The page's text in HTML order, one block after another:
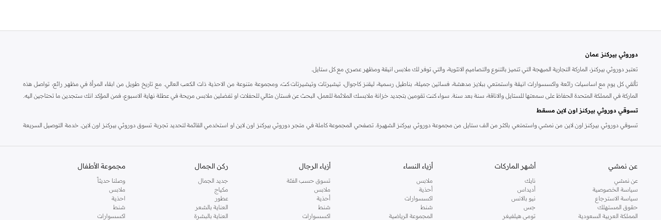
دوروثي بيركنز عمان
تعتبر دوروثي بيركنز، الماركة التجارية المبهجة التي تتميز بالتنوع والتصاميم الانثوية، والتي توفر لك ملابس انيقة ومظهر عصري مع كل ستايل.
تألقي كل يوم مع اساسيات رائعة واكسسوارات انيقة واستمتعي ببلايز مدهشة، فساتين جميلة، بناطيل رسمية، ليقنز كاجوال، تيشيرتات وتيشيرتات كت، ومجموعة متنوعة من الاحذية ذات الكعب العالي. مع تاريخ طويل من ابقاء المرأة في مظهر رائع، تواصل هذه
الماركة في المملكة المتحدة الحفاظ على سمعتها للستايل والاناقة، سنة بعد سنة. سواء كنت تقومين بتجديد خزانة ملابسك الملائمة للعمل، البحث عن فستان مثالي للحفلات او تفضلين ملابس مريحة في عطلة نهاية الاسبوع، فمن المؤكد انك ستجدين ما تحتاجين اليه.
تسوقي دوروثي بيركنز اون لاين مسقط
تسوقي دوروثي بيركنز اون لاين من نمشي واستمتعي باكثر من الف ستايل من مجموعة دوروثي بيركنز الشهيرة. تصفحي المجموعة كاملة في متجر دوروثي بيركنز اون لاين او استخدمي القائمة لتحديد تجربة تسوق دوروثي بيركنز اون لاين. خدمة التوصيل السريعة
عن نمشي
عن نمشي
سياسة الخصوصية
سياسة الاسترجاع
حقوق المستهلك
المملكة العربية السعودية
أشهر الماركات
نايك
أديداس
نيو بالانس
جس
تومي هيلفيغر
أزياء النساء
ملابس
أحذية
اكسسوارات
شنط
المجموعة الرياضية
أزياء الرجال
تسوق حسب الفئة
ملابس
أحذية
شنط
اكسسوارات
ركن الجمال
جديد الجمال
مكياج
عطور
العناية بالشعر
العناية بالبشرة
مجموعة الأطفال
وصلنا حديثاً
ملابس
احذية
شنط
اكسسوارات